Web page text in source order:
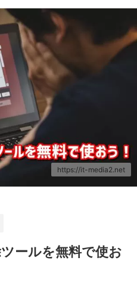
https://it-media2.net
ールを無料で使お